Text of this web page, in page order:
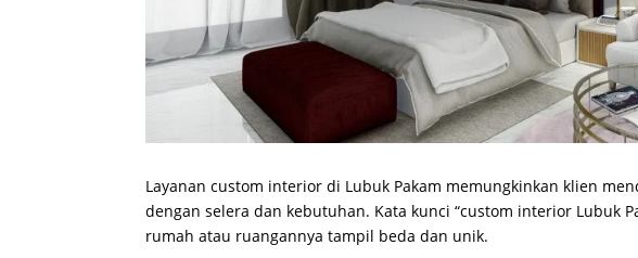
Layanan custom interior di Lubuk Pakam memungkinkan klien
dengan selera dan kebutuhan. Kata kunci “custom interior Lubuk
rumah atau ruangannya tampil beda dan unik.